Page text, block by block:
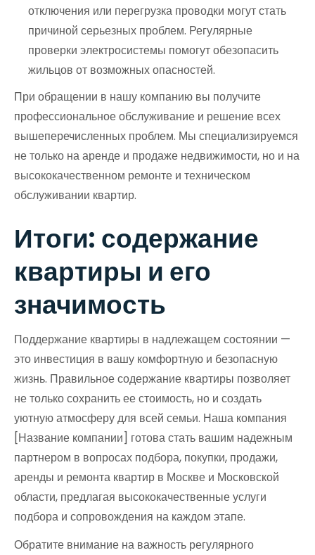
отключения или перегрузка проводки могут стать
причиной серьезных проблем. Регулярные
проверки электросистемы помогут обезопасить
жильцов от возможных опасностей.
При обращении в нашу компанию вы получите
профессиональное обслуживание и решение всех
вышеперечисленных проблем. Мы специализируемся
не только на аренде и продаже недвижимости, но и на
высококачественном ремонте и техническом
обслуживании квартир.
Итоги: содержание
квартиры и его
значимость
Поддержание квартиры в надлежащем состоянии —
это инвестиция в вашу комфортную и безопасную
жизнь. Правильное содержание квартиры позволяет
не только сохранить ее стоимость, но и создать
уютную атмосферу для всей семьи. Наша компания
[Название компании] готова стать вашим надежным
партнером в вопросах подбора, покупки, продажи,
аренды и ремонта квартир в Москве и Московской
области, предлагая высококачественные услуги
подбора и сопровождения на каждом этапе.
Обратите внимание на важность регулярного